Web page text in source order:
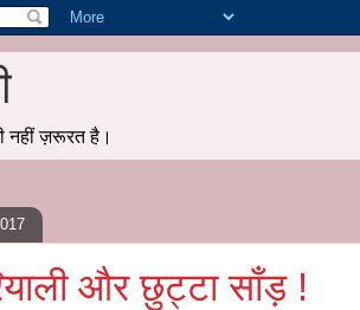
नहीं ज़रूरत है।
और छुट्टा साँड़ !